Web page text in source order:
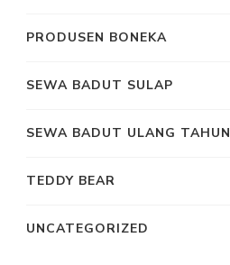
PRODUSEN BONEKA
SEWA BADUT SULAP
SEWA BADUT ULANG TAHUN
TEDDY BEAR
UNCATEGORIZED